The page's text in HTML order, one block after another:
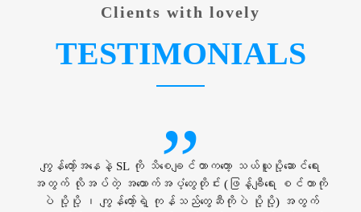
Clients with lovely​
TESTIMONIALS
”
ကျွန်တော့်အနေနဲ့ SL ကို သိစေချင်တာကတော့ သယ်ယူပို့ဆောင်ရေး
အတွက် လိုအပ်တဲ့ အထောက်အပံ့တွေတိုင်း (ဖြန့်ချီရေး စင်တာကို
ပဲ ပို့ပို့ ၊ ကျွန်တော့်ရဲ့ ကုန်သည်တွေဆီကိုပဲ ပို့ပို့) အတွက်